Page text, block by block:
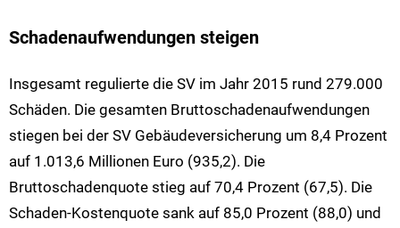
Schadenaufwendungen steigen
Insgesamt regulierte die SV im Jahr 2015 rund 279.000
Schäden. Die gesamten Bruttoschadenaufwendungen
stiegen bei der SV Gebäudeversicherung um 8,4 Prozent
auf 1.013,6 Millionen Euro (935,2). Die
Bruttoschadenquote stieg auf 70,4 Prozent (67,5). Die
Schaden-Kostenquote sank auf 85,0 Prozent (88,0) und